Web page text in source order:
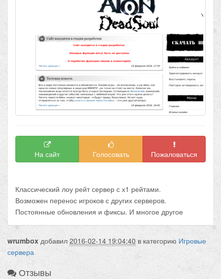
На сайт Голосовать Пожаловаться
Классический лоу рейт сервер с х1 рейтами.
Возможен перенос игроков с других серверов.
Постоянные обновления и фиксы. И многое другое
wrumbox добавил 2016-02-14 19:04:40в категорию Игровые
сервера
Отзывы